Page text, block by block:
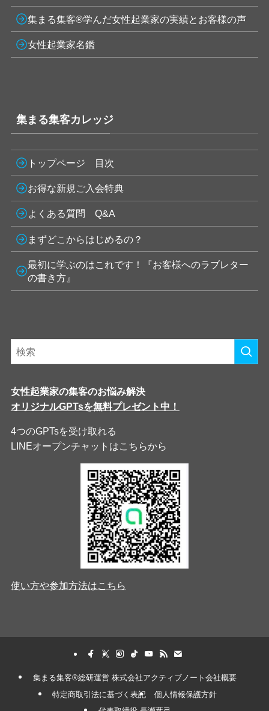
集まる集客®学んだ女性起業家の実績とお客様の声
女性起業家名鑑
集まる集客カレッジ
トップページ 目次
お得な新規ご入会特典
よくある質問 Q&A
まずどこからはじめるの？
最初に学ぶのはこれです！『お客様へのラブレター
の書き方』
女性起業家の集客のお悩み解決
オリジナルGPTsを無料プレゼント中！
4つのGPTsを受け取れる
LINEオープンチャットはこちらから
使い方や参加方法はこちら
集まる集客®︎総研運営 株式会社アクティブノート会社概要
特定商取引法に基づく表記
個人情報保護方針